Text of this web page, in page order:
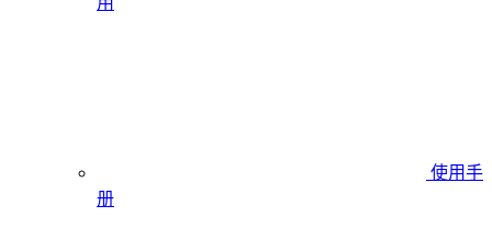
使用手
册